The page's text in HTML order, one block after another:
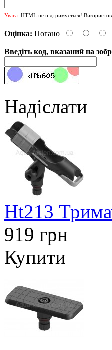
Увага: HTML не підтримується!
Оцінка: Погано
Введіть код, вказаний на
Надіслати
Ht213
919 грн
Купити